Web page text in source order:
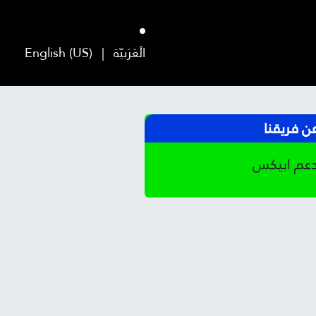
الْعَرَبيّة |
English (US)
فريقنا
ابيكس